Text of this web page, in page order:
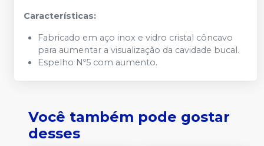
Características:
Fabricado em aço inox e vidro cristal côncavo
para aumentar a visualização da cavidade bucal.
Espelho Nº5 com aumento.
Você também pode gostar
desses